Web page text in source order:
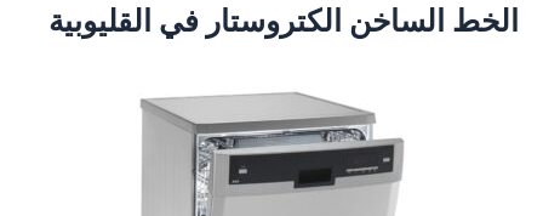
الخط الساخن الكتروستار في القليوبية